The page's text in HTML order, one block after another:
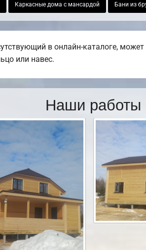
Каркасные дома с мансардой Бани из
в онлайн-каталоге,
или навес.
Наши работы